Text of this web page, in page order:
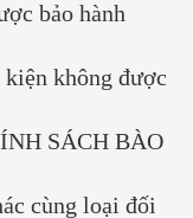
bảo hành
không được
SÁCH BÀO
cùng loại đối